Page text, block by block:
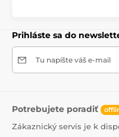
nezabudneme na
o krehkom tovare, čo
Výhody obrazov na
g/m
(zmes
Tlač je
zabezpečia sýtosť
Prihláste sa do
Tu napíšte váš e-mail
Potrebujete poradiť
Zákaznický servis je k